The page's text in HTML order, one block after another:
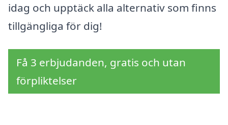
idag och upptäck alla alternativ som finns
tillgängliga för dig!
Få 3 erbjudanden, gratis och utan
förpliktelser